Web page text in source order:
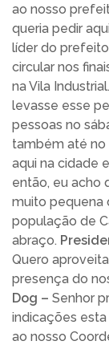
ao nosso
queria pedir
líder do
circular nos
na Vila
levasse esse
pessoas no
também até no
aqui na cidade
então, eu acho
muito pequena
população de
abraço.
Quero
presença do
Dog – Senhor
indicações
ao nosso